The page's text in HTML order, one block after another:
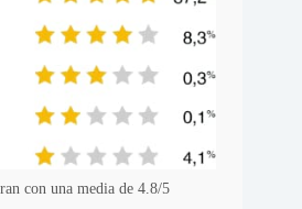
con una media de 4.8/5